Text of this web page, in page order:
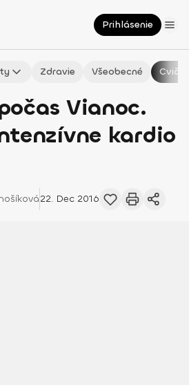
Prihlásenie
Zdravie Všeobecné
Vianoc.
kardio
22. Dec 2016